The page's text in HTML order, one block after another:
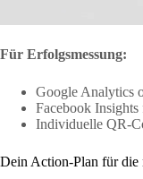
Für Erfolgsmessung:
Google Analytics
Facebook
Individuelle QR-
Dein Action-Plan für die